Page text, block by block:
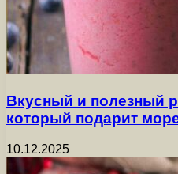
Вкусный и полезный
который подарит
10.12.2025